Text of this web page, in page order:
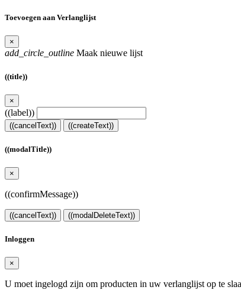
Toevoegen aan Verlanglijst
×
add_circle_outline Maak nieuwe lijst
((title))
×
((label))
((cancelText)) ((createText))
((modalTitle))
×
((confirmMessage))
((cancelText)) ((modalDeleteText))
Inloggen
×
U moet ingelogd zijn om producten in uw verlanglijst op te